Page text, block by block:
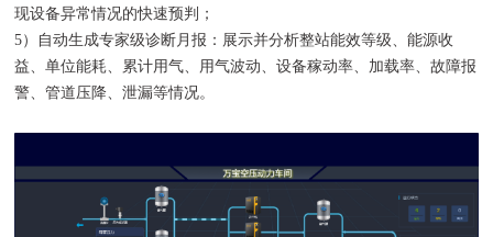
现设备异常情况的快速预判；
5）自动生成专家级诊断月报：展示并分析整站能效等级、能源收
益、单位能耗、累计用气、用气波动、设备稼动率、加载率、故障报
警、管道压降、泄漏等情况。